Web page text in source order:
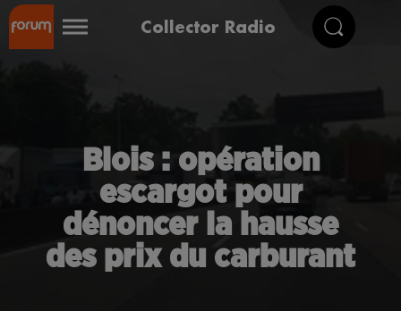
Collector Radio
Blois : opération
escargot pour
dénoncer la hausse
des prix du carburant